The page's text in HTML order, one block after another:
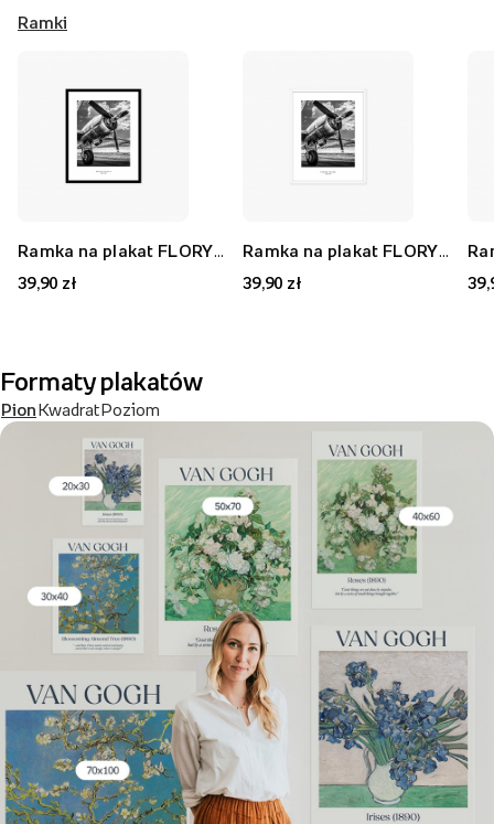
Ramki
39,90 zł
39,90 zł
Formaty plakatów
PionKwadratPoziom